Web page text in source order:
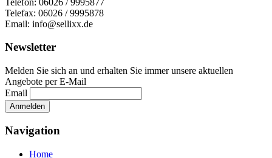
Telefax: 06026 / 9995878
Email: info@sellixx.de
Newsletter
Melden Sie sich an und erhalten Sie immer unsere aktuellen
Angebote per E-Mail
Email
Navigation
Home